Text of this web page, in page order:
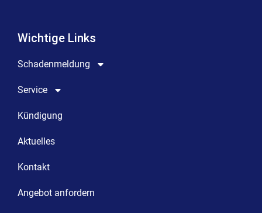
Wichtige Links
Schadenmeldung
Service
Kündigung
Aktuelles
Kontakt
Angebot anfordern